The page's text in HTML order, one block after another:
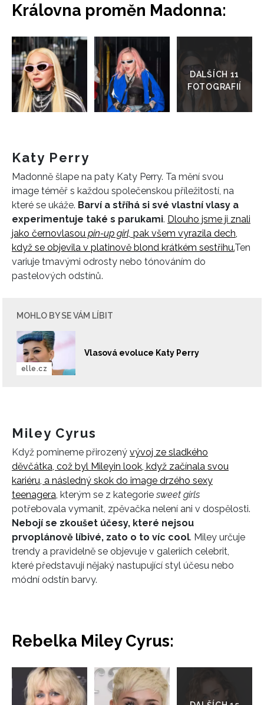
Královna proměn Madonna:
galerie
Katy Perry
Madonně šlape na paty Katy Perry. Ta mění svou
image téměř s každou společenskou příležitostí, na
které se ukáže. Barví a stříhá si své vlastní vlasy a
experimentuje také s parukami. Dlouho jsme ji znali
jako černovlasou pin-up girl, pak všem vyrazila dech,
když se objevila v platinově blond krátkém sestřihu.Ten
variuje tmavými odrosty nebo tónováním do
pastelových odstínů.
MOHLO BY SE VÁM LÍBIT
Vlasová evoluce Katy Perry
elle.cz
Miley Cyrus
Když pomineme přirozený vývoj ze sladkého
děvčátka, což byl Mileyin look, když začínala svou
kariéru, a následný skok do image drzého sexy
teenagera , kterým se z kategoriesweet girls
potřebovala vymanit, zpěvačka nelení ani v dospělosti.
Nebojí se zkoušet účesy, které nejsou
prvoplánově líbivé, zato o to víc cool. Miley určuje
trendy a pravidelně se objevuje v galeriích celebrit,
které představují nějaký nastupující styl účesu nebo
módní odstín barvy.
Rebelka Miley Cyrus:
galerie